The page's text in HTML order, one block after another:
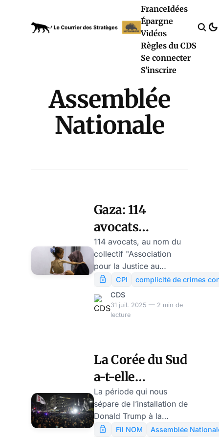
FranceIdées
Épargne
Vidéos
Règles du CDS
Se connecter
S'inscrire
Assemblée
Nationale
Gaza: 114
avocats
français
veulent faire
poursuivre
Macron,
Bayrou, des
la CPI
114 avocats, au nom du
collectif "Association
pour la Justice au
Proche-Orient" accusent,
devant la Cour Pénale
Internationale Emmanuel
Macron, François
Noël Barrot, le ministre
des Armées Sébastien
Lecornu, et les 19
députés de la
commission des affaires
européennes de
l’Assemblée nationale de
CPI
complicité de crimes
CDS
31 juil. 2025 — 2 min de
lecture
La Corée du Sud
a-t-elle
échappé à un
coup d’Etat?
La période qui nous
sépare de l’installation de
Donald Trump à la
Maison Blanche est
Fil NOM
Assemblée